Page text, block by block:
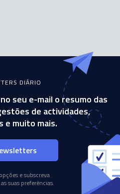
DIÁRIO
seu e-mail o resumo das
de actividades,
e muito mais.
e subscreva
suas preferências.